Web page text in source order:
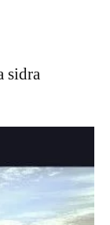
sidra